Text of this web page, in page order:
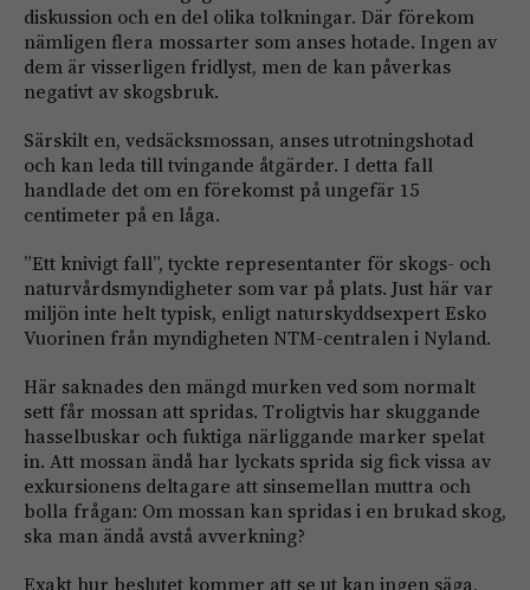
diskussion och en del olika tolkningar. Där förekom
nämligen flera mossarter som anses hotade. Ingen av
dem är visserligen fridlyst, men de kan påverkas
negativt av skogsbruk.
Särskilt en, vedsäcksmossan, anses utrotningshotad
och kan leda till tvingande åtgärder. I detta fall
handlade det om en förekomst på ungefär 15
centimeter på en låga.
”Ett knivigt fall”, tyckte representanter för skogs- och
naturvårdsmyndigheter som var på plats. Just här var
miljön inte helt typisk, enligt naturskyddsexpert Esko
Vuorinen från myndigheten NTM-centralen i Nyland.
Här saknades den mängd murken ved som normalt
sett får mossan att spridas. Troligtvis har skuggande
hasselbuskar och fuktiga närliggande marker spelat
in. Att mossan ändå har lyckats sprida sig fick vissa av
exkursionens deltagare att sinsemellan muttra och
bolla frågan: Om mossan kan spridas i en brukad skog,
ska man ändå avstå avverkning?
Exakt hur beslutet kommer att se ut kan ingen säga,